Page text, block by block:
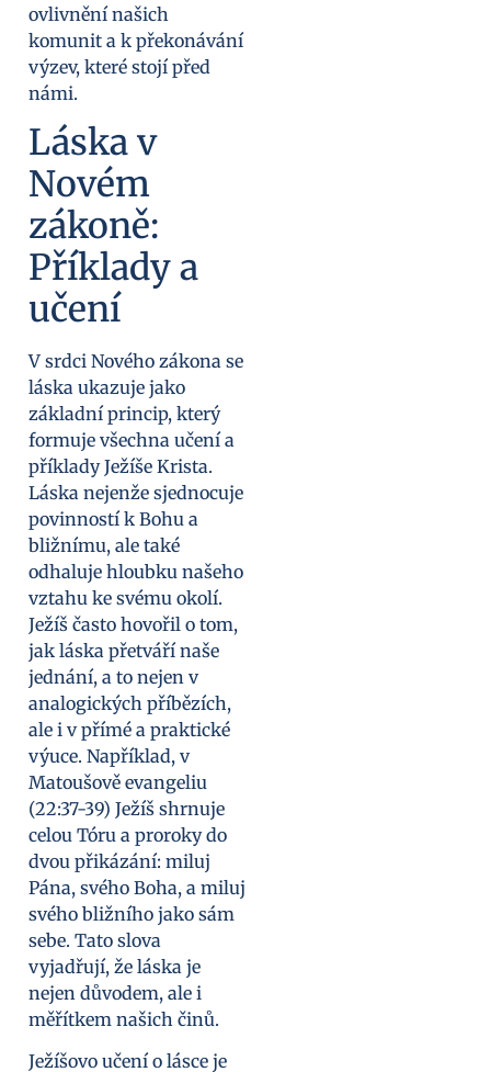
ovlivnění našich
komunit a k překonávání
výzev, které stojí před
námi.
Láska v
Novém
zákoně:
Příklady a
učení
V srdci Nového zákona se
láska ukazuje jako
základní princip, který
formuje všechna učení a
příklady Ježíše Krista.
Láska nejenže sjednocuje
povinností k Bohu a
bližnímu, ale také
odhaluje hloubku našeho
vztahu ke svému okolí.
Ježíš často hovořil o tom,
jak láska přetváří naše
jednání, a to nejen v
analogických příbězích,
ale i v přímé a praktické
výuce. Například, v
Matoušově evangeliu
(22:37-39) Ježíš shrnuje
celou Tóru a proroky do
dvou přikázání: miluj
Pána, svého Boha, a miluj
svého bližního jako sám
sebe. Tato slova
vyjadřují, že láska je
nejen důvodem, ale i
měřítkem našich činů.
Ježíšovo učení o lásce je